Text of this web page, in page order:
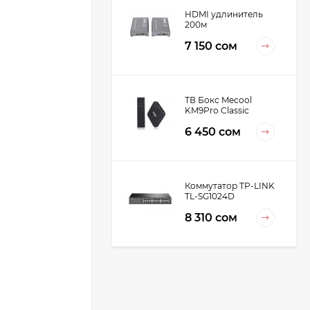
HDMI удлинитель
200м
7 150 сом
ТВ Бокс Mecool
KM9Pro Classic
6 450 сом
Коммутатор TP-LINK
TL-SG1024D
8 310 сом